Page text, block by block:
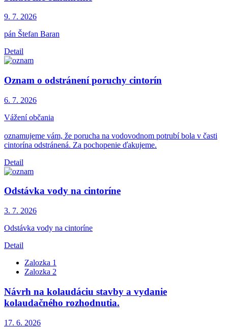
9. 7. 2026
pán Štefan Baran
Detail
Oznam o odstránení poruchy cintorín
6. 7. 2026
Vážení občania
oznamujeme vám, že porucha na vodovodnom potrubí bola v časti
cintorína odstránená. Za pochopenie ďakujeme.
Detail
Odstávka vody na cintoríne
3. 7. 2026
Odstávka vody na cintoríne
Detail
Zalozka 1
Zalozka 2
Návrh na kolaudáciu stavby a vydanie
kolaudačného rozhodnutia.
17. 6. 2026